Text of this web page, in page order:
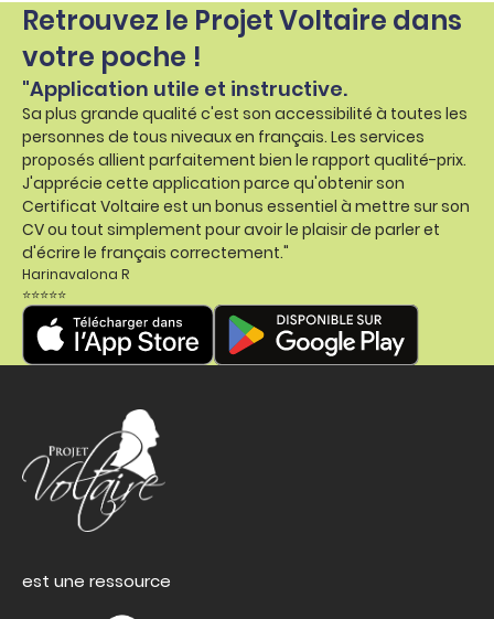
Retrouvez le Projet Voltaire dans
votre poche !
"Application utile et instructive.
Sa plus grande qualité c'est son accessibilité à toutes les
personnes de tous niveaux en français. Les services
proposés allient parfaitement bien le rapport qualité-prix.
J'apprécie cette application parce qu'obtenir son
Certificat Voltaire est un bonus essentiel à mettre sur son
CV ou tout simplement pour avoir le plaisir de parler et
d'écrire le français correctement."
Harinavalona R
⭐⭐⭐⭐⭐
est une ressource